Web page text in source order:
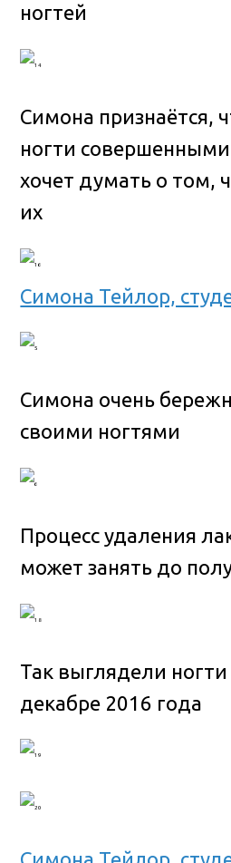
ногтей
Симона признаётся,
ногти
хочет думать о том,
их
Симона Тейлор,
Симона очень
своими ногтями
Процесс удаления
может занять до
Так выглядели ногти
декабре 2016 года